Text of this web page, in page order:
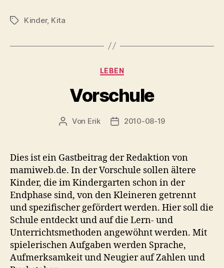
Schlagwörter
Kinder, Kita
Kategorien
LEBEN
Vorschule
Beitragsautor
Von Erik Veröffentlichungsdatum
2010-08-19
Dies ist ein Gastbeitrag der Redaktion von
mamiweb.de. In der Vorschule sollen ältere
Kinder, die im Kindergarten schon in der
Endphase sind, von den Kleineren getrennt
und spezifischer gefördert werden. Hier soll die
Schule entdeckt und auf die Lern- und
Unterrichtsmethoden angewöhnt werden. Mit
spielerischen Aufgaben werden Sprache,
Aufmerksamkeit und Neugier auf Zahlen und